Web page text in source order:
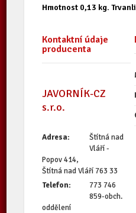
Hmotnost 0,13 kg.
Kontaktní údaje
producenta
JAVORNÍK-CZ
s.r.o.
Adresa:
Štítná nad
Vláří -
Popov 414,
Štítná nad Vláří 763 33
Telefon:
773 746
859-obch.
oddělení